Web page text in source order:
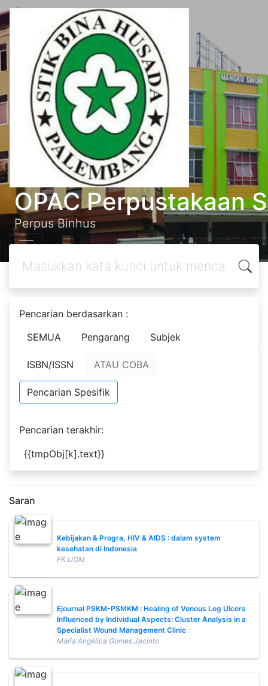
OPAC Perpustakaan
Perpus Binhus
Pencarian berdasarkan :
SEMUA
Pengarang Subjek
ISBN/ISSN ATAU COBA
Pencarian Spesifik
Pencarian terakhir:
{{tmpObj[k].text}}
Data kosong
Mohon dicoba kembali
Hasil Pencarian
Pengarang : Feldman, Robert S
XML Result
JSON Result
Saran
Kebijakan & Progra, HIV & AIDS : dalam system
kesehatan di Indonesia
FK UGM
Ejournal PSKM-PSMKM : Healing of Venous Leg Ulcers
Influenced by Individual Aspects: Cluster Analysis in a
Specialist Wound Management Clinic
Maria Angélica Gomes Jacinto